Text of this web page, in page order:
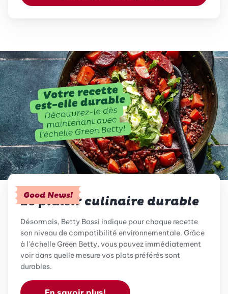
Good News!
Le plaisir culinaire durable
Désormais, Betty Bossi indique pour chaque recette
son niveau de compatibilité environnementale. Grâce
à l'échelle Green Betty, vous pouvez immédiatement
voir dans quelle mesure vos plats préférés sont
durables.